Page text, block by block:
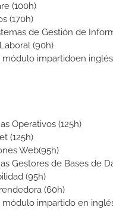
(100h)
(170h)
de Gestión de
(90h)
impartidoen
Operativos (125h)
(125h)
Web(95h)
Gestores de Bases de
(95h)
(60h)
impartido en